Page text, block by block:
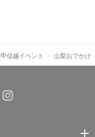
甲信越イベント 山梨おでかけ